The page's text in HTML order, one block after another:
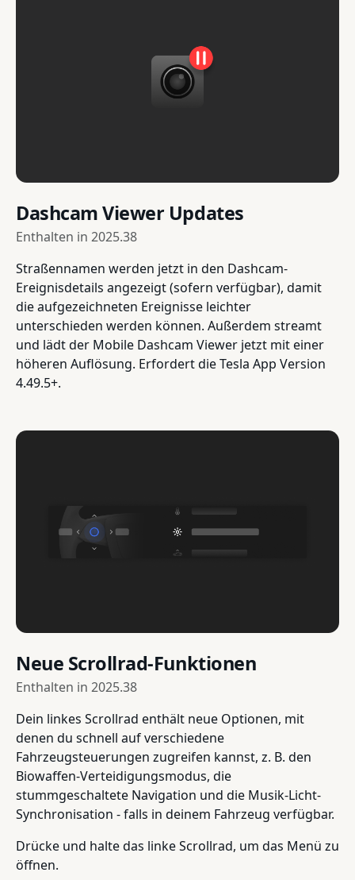
Dashcam Viewer Updates
Enthalten in 2025.38
Straßennamen werden jetzt in den Dashcam-
Ereignisdetails angezeigt (sofern verfügbar), damit
die aufgezeichneten Ereignisse leichter
unterschieden werden können. Außerdem streamt
und lädt der Mobile Dashcam Viewer jetzt mit einer
höheren Auflösung. Erfordert die Tesla App Version
4.49.5+.
Neue Scrollrad-Funktionen
Enthalten in 2025.38
Dein linkes Scrollrad enthält neue Optionen, mit
denen du schnell auf verschiedene
Fahrzeugsteuerungen zugreifen kannst, z. B. den
Biowaffen-Verteidigungsmodus, die
stummgeschaltete Navigation und die Musik-Licht-
Synchronisation - falls in deinem Fahrzeug verfügbar.
Drücke und halte das linke Scrollrad, um das Menü zu
öffnen.